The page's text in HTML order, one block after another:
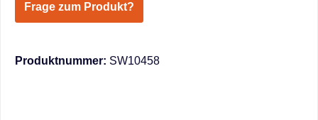
Frage zum Produkt?
Produktnummer: SW10458